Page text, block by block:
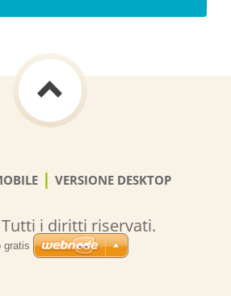
| VERSIONE DESKTOP
i diritti riservati.
gratis